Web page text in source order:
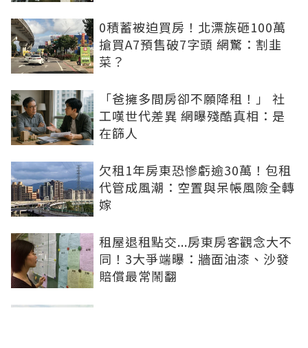
0積蓄被迫買房！北漂族砸100萬
搶買A7預售破7字頭 網驚：割韭
菜？
「爸擁多間房卻不願降租！」 社
工嘆世代差異 網曝殘酷真相：是
在篩人
欠租1年房東恐慘虧逾30萬！包租
代管成風潮：空置與呆帳風險全轉
嫁
租屋退租點交...房東房客觀念大不
同！3大爭端曝：牆面油漆、沙發
賠償最常鬧翻